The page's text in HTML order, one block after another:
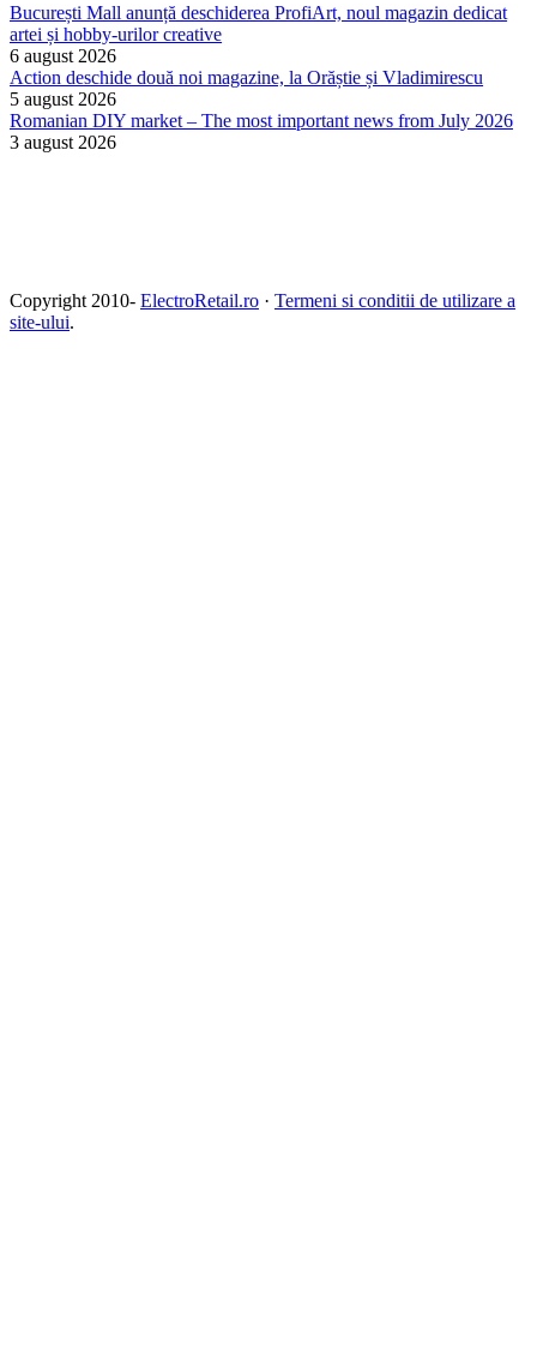
București Mall anunță deschiderea ProfiArt, noul magazin dedicat
artei și hobby-urilor creative
6 august 2026
Action deschide două noi magazine, la Orăștie și Vladimirescu
5 august 2026
Romanian DIY market – The most important news from July 2026
3 august 2026
Copyright 2010- ElectroRetail.ro · Termeni si conditii de utilizare a
site-ului.